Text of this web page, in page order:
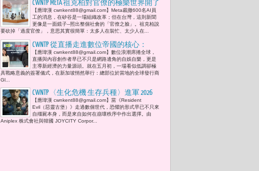
CWNTP META 祖克柏對官僚的極樂世界開了
第一槍 約600職員被裁撤 – 當官僚比AI還
會偽裝智慧，當官僚效率死於「沒事」
之手，那麼這個社會真正需要的，或許
不是有強大思考力的 AI 「人工智慧」而
是真真切切的「人工誠實」。有了誠
實，台灣才有信任的未來。
【應瑋漢 cwnkent88@gmail.com】Meta裁撤600名AI員
工的消息，在矽谷是一場組織改革；但在台灣，這則新聞
更像是一面鏡子--照出整個社會的「官僚之臉」。祖克柏說
要砍掉「過度官僚」，意思其實很簡單：太多人在裝忙、太少人在...
CWNTP 從直播走進數位帝國的核心：
Glohow 與 SOOP 簽署戰略聯盟 為東南亞內
容市場點燃引擎
【應瑋漢 cwnkent88@gmail.com】數位浪潮席捲全球，
直播與內容創作者早已不只是網路邊角的自娛自樂，更是
主導新經濟的力量源頭。就在五月初，一場看似低調卻極
具戰略意義的簽署儀式，在新加坡悄然舉行：總部位於當地的全球發行商
Gl...
CWNTP〈生化危機 生存兵種〉進軍 2026
台北電玩展 重塑行動世代的惡靈古堡想
像 生存不再只是逃亡
【應瑋漢 cwnkent88@gmail.com】當《Resident
Evil（惡靈古堡）》走過數個世代，恐懼的形式早已不只來
自殭屍本身，而是來自如何在崩壞秩序中作出選擇。由
Aniplex 株式會社與韓國 JOYCITY Corpor...